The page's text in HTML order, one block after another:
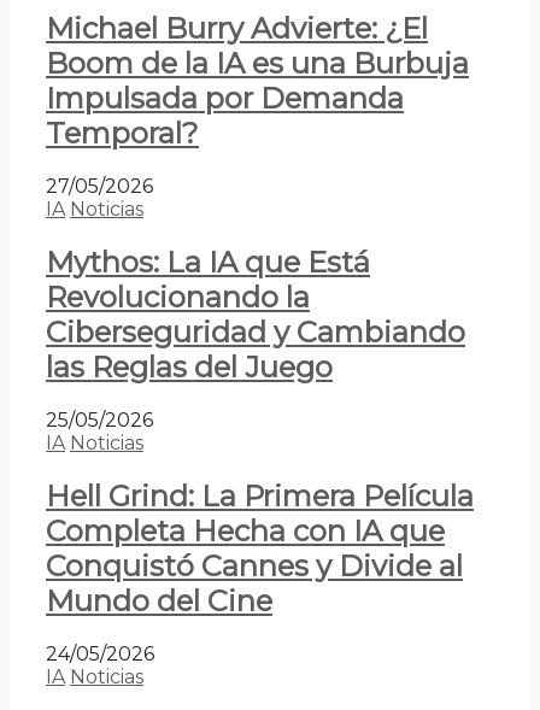
Michael Burry Advierte: ¿El
Boom de la IA es una Burbuja
Impulsada por Demanda
Temporal?
27/05/2026
IA Noticias
Mythos: La IA que Está
Revolucionando la
Ciberseguridad y Cambiando
las Reglas del Juego
25/05/2026
IA Noticias
Hell Grind: La Primera Película
Completa Hecha con IA que
Conquistó Cannes y Divide al
Mundo del Cine
24/05/2026
IA Noticias